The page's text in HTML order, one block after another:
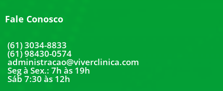
Fale Conosco
(61) 3034-8833
(61) 98430-0574
administracao@viverclinica.com
Seg à Sex.: 7h às 19h
Sáb 7:30 às 12h